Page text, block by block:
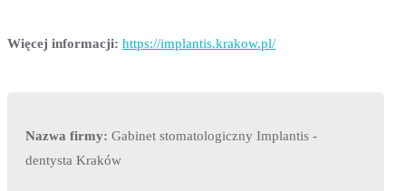
Więcej informacji: https://implantis.krakow.pl/
Nazwa firmy: Gabinet stomatologiczny Implantis -
dentysta Kraków